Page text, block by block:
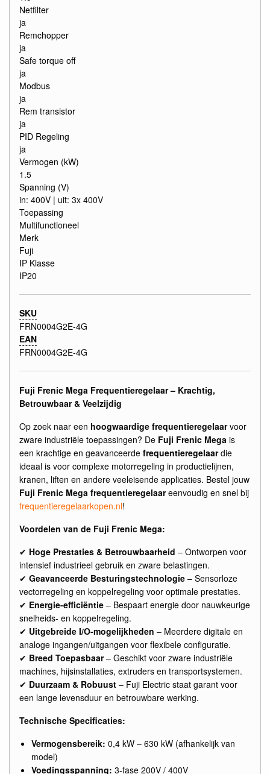
Netfilter
ja
Remchopper
ja
Safe torque off
ja
Modbus
ja
Rem transistor
ja
PID Regeling
ja
Vermogen (kW)
1.5
Spanning (V)
in: 400V | uit: 3x 400V
Toepassing
Multifunctioneel
Merk
Fuji
IP Klasse
IP20
SKU
FRN0004G2E-4G
EAN
FRN0004G2E-4G
Fuji Frenic Mega Frequentieregelaar – Krachtig,
Betrouwbaar & Veelzijdig
Op zoek naar een hoogwaardige frequentieregelaarvoor
zware industriële toepassingen? De Fuji Frenic Mega is
een krachtige en geavanceerde frequentieregelaardie
ideaal is voor complexe motorregeling in productielijnen,
kranen, liften en andere veeleisende applicaties. Bestel jouw
Fuji Frenic Mega frequentieregelaareenvoudig en snel bij
frequentieregelaarkopen.nl!
Voordelen van de Fuji Frenic Mega:
✔ Hoge Prestaties & Betrouwbaarheid – Ontworpen voor
intensief industrieel gebruik en zware belastingen.
✔ Geavanceerde Besturingstechnologie – Sensorloze
vectorregeling en koppelregeling voor optimale prestaties.
✔ Energie-efficiëntie – Bespaart energie door nauwkeurige
snelheids- en koppelregeling.
✔ Uitgebreide I/O-mogelijkheden – Meerdere digitale en
analoge ingangen/uitgangen voor flexibele configuratie.
✔ Breed Toepasbaar– Geschikt voor zware industriële
machines, hijsinstallaties, extruders en transportsystemen.
✔ Duurzaam & Robuust – Fuji Electric staat garant voor
een lange levensduur en betrouwbare werking.
Technische Specificaties:
Vermogensbereik: 0,4 kW – 630 kW (afhankelijk van
model)
Voedingsspanning: 3-fase 200V / 400V